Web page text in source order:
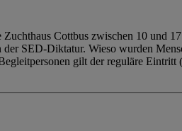
Cottbus zwischen 10 und
SED-Diktatur. Wieso wurden
gilt der reguläre Eintritt